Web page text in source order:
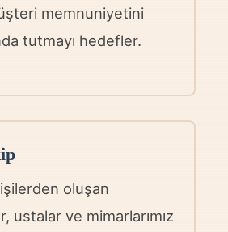
memnuniyetini
tutmayı hedefler.
oluşan
ustalar ve mimarlarımız